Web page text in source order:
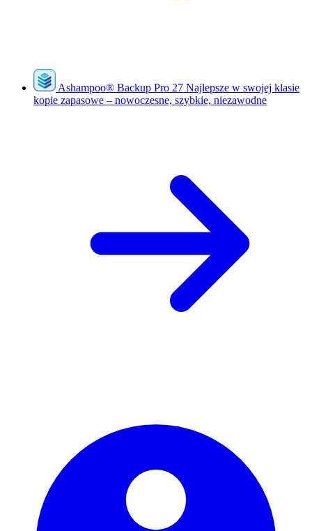
Ashampoo® Backup Pro 27 Najlepsze w swojej klasie
kopie zapasowe – nowoczesne, szybkie, niezawodne